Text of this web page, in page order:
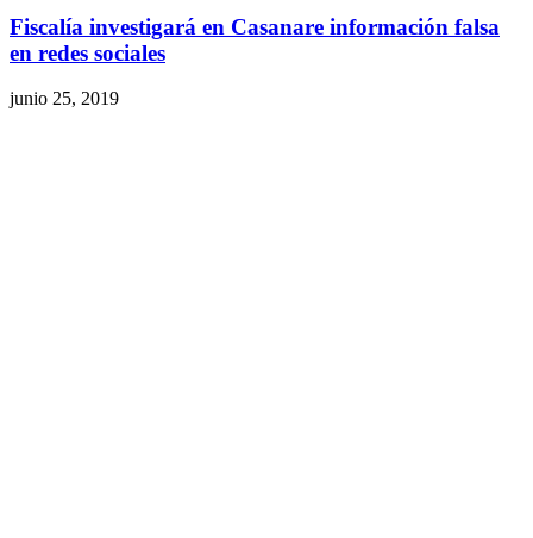
Fiscalía investigará en Casanare información falsa
en redes sociales
junio 25, 2019